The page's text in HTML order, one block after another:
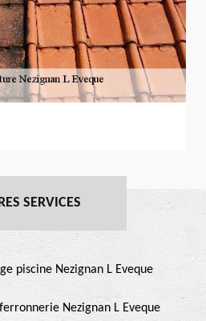
SERVICES
piscine Nezignan L Eveque
Nezignan L Eveque